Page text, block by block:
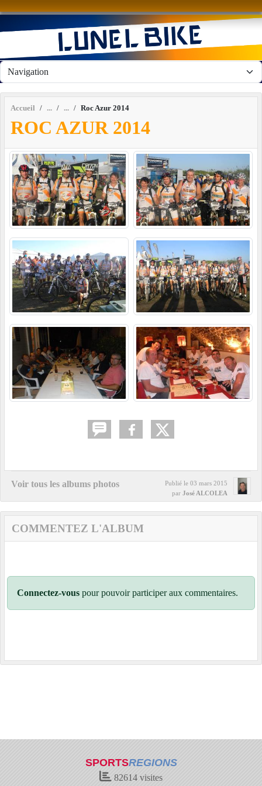
Accueil Roc Azur 2014
ROC AZUR 2014
Voir tous les albums photos Publié le 03 mars 2015
par José ALCOLEA
COMMENTEZ L'ALBUM
Connectez-vous pour pouvoir participer aux commentaires.
SPORTSREGIONS
82614 visites